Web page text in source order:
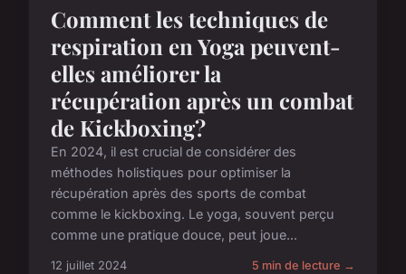
Comment les techniques de
respiration en Yoga peuvent-
elles améliorer la
récupération après un combat
de Kickboxing?
En 2024, il est crucial de considérer des
méthodes holistiques pour optimiser la
récupération après des sports de combat
comme le kickboxing. Le yoga, souvent perçu
comme une pratique douce, peut joue...
12 juillet 2024 5 min de lecture →